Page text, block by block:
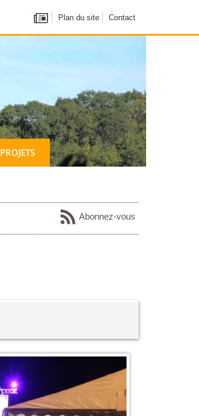
Plan du site Contact
PROJETS
Abonnez-vous